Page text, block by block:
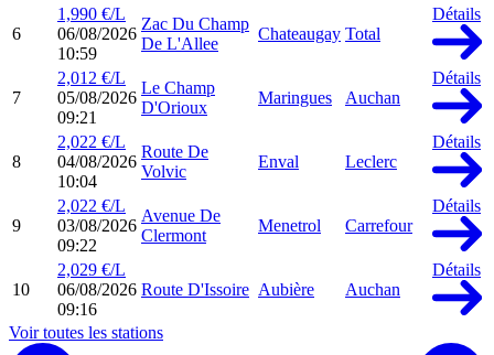
6
1,990 €/L
06/08/2026
10:59
Zac Du Champ
De L'Allee
Chateaugay Total
Détails
7
2,012 €/L
05/08/2026
09:21
Le Champ
D'Orioux
Maringues Auchan
Détails
8
2,022 €/L
04/08/2026
10:04
Route De
Volvic
Enval Leclerc
Détails
9
2,022 €/L
03/08/2026
09:22
Avenue De
Clermont
Menetrol Carrefour
Détails
10
2,029 €/L
06/08/2026
09:16
Route D'Issoire Aubière Auchan
Détails
Voir toutes les stations